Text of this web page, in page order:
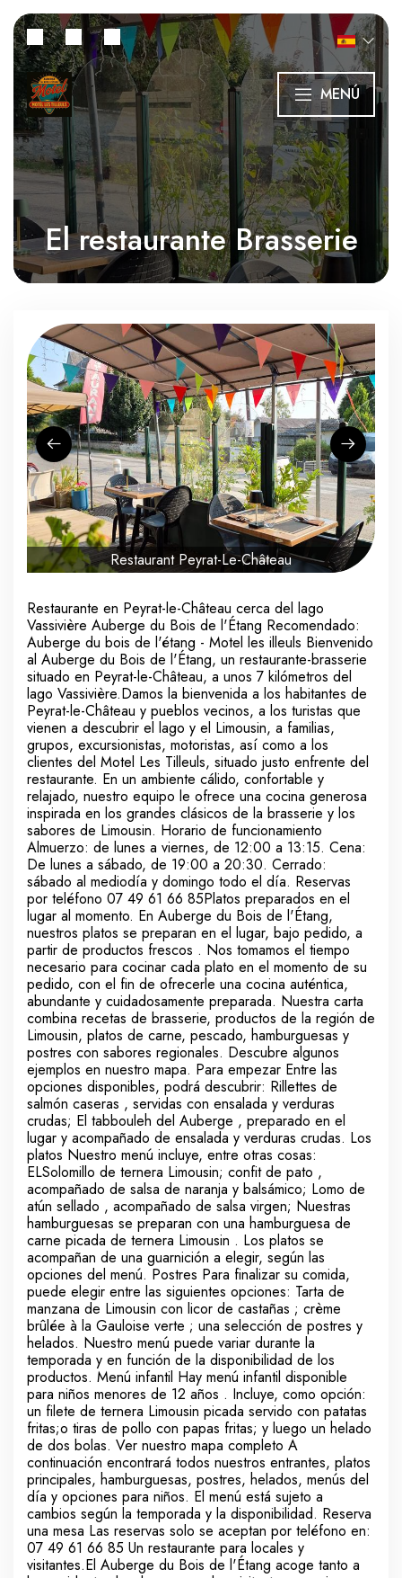
MENÚ
El restaurante Brasserie
Restaurant Peyrat-Le-Château
Restaurante en Peyrat-le-Château cerca del lago
Vassivière Auberge du Bois de l'Étang Recomendado:
Auberge du bois de l'étang - Motel les illeuls Bienvenido
al Auberge du Bois de l'Étang, un restaurante-brasserie
situado en Peyrat-le-Château, a unos 7 kilómetros del
lago Vassivière.Damos la bienvenida a los habitantes de
Peyrat-le-Château y pueblos vecinos, a los turistas que
vienen a descubrir el lago y el Limousin, a familias,
grupos, excursionistas, motoristas, así como a los
clientes del Motel Les Tilleuls, situado justo enfrente del
restaurante. En un ambiente cálido, confortable y
relajado, nuestro equipo le ofrece una cocina generosa
inspirada en los grandes clásicos de la brasserie y los
sabores de Limousin. Horario de funcionamiento
Almuerzo: de lunes a viernes, de 12:00 a 13:15. Cena:
De lunes a sábado, de 19:00 a 20:30. Cerrado:
sábado al mediodía y domingo todo el día. Reservas
por teléfono 07 49 61 66 85Platos preparados en el
lugar al momento. En Auberge du Bois de l'Étang,
nuestros platos se preparan en el lugar, bajo pedido, a
partir de productos frescos . Nos tomamos el tiempo
necesario para cocinar cada plato en el momento de su
pedido, con el fin de ofrecerle una cocina auténtica,
abundante y cuidadosamente preparada. Nuestra carta
combina recetas de brasserie, productos de la región de
Limousin, platos de carne, pescado, hamburguesas y
postres con sabores regionales. Descubre algunos
ejemplos en nuestro mapa. Para empezar Entre las
opciones disponibles, podrá descubrir: Rillettes de
salmón caseras , servidas con ensalada y verduras
crudas; El tabbouleh del Auberge , preparado en el
lugar y acompañado de ensalada y verduras crudas. Los
platos Nuestro menú incluye, entre otras cosas:
ELSolomillo de ternera Limousin; confit de pato ,
acompañado de salsa de naranja y balsámico; Lomo de
atún sellado , acompañado de salsa virgen; Nuestras
hamburguesas se preparan con una hamburguesa de
carne picada de ternera Limousin . Los platos se
acompañan de una guarnición a elegir, según las
opciones del menú. Postres Para finalizar su comida,
puede elegir entre las siguientes opciones: Tarta de
manzana de Limousin con licor de castañas ; crème
brûlée à la Gauloise verte ; una selección de postres y
helados. Nuestro menú puede variar durante la
temporada y en función de la disponibilidad de los
productos. Menú infantil Hay menú infantil disponible
para niños menores de 12 años . Incluye, como opción:
un filete de ternera Limousin picada servido con patatas
fritas;o tiras de pollo con papas fritas; y luego un helado
de dos bolas. Ver nuestro mapa completo A
continuación encontrará todos nuestros entrantes, platos
principales, hamburguesas, postres, helados, menús del
día y opciones para niños. El menú está sujeto a
cambios según la temporada y la disponibilidad. Reserva
una mesa Las reservas solo se aceptan por teléfono en:
07 49 61 66 85 Un restaurante para locales y
visitantes.El Auberge du Bois de l'Étang acoge tanto a